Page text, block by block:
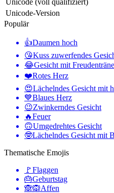
Unicode-Version
Populär
👍Daumen hoch
😘Kuss zuwerfendes
😂Gesicht mit
❤️Rotes Herz
😍Lächelndes Gesicht mit
💙Blaues Herz
😉Zwinkerndes Gesicht
🔥Feuer
🙃Umgedrehtes Gesicht
🤓Lächelndes Gesicht mit
Thematische Emojis
🚩Flaggen
🎂Geburtstag
🙈🙉Affen